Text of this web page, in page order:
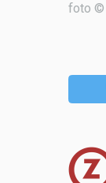
foto ©